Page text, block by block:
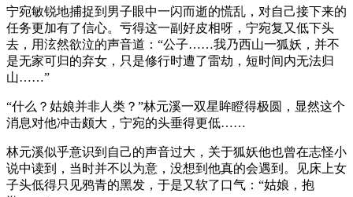
宁宛敏锐地捕捉到男子眼中一闪而逝的慌乱，对自己接下来的
任务更加有了信心。亏得这一副好皮相呀，宁宛复又低下头
去，用泫然欲泣的声音道：“公子……我乃西山一狐妖，并不
是无家可归的弃女，只是修行时遭了雷劫，短时间内无法归
山……”
“什么？姑娘并非人类？”林元溪一双星眸瞪得极圆，显然这个
消息对他冲击颇大，宁宛的头垂得更低……
林元溪似乎意识到自己的声音过大，关于狐妖他也曾在志怪小
说中读到，当时并不以为意，没想到他真的会遇到。见床上女
子头低得只见鸦青的黑发，于是又软了口气：“姑娘，抱